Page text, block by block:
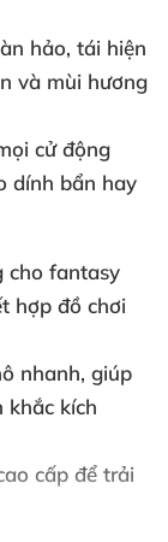
hảo, tái hiện
và mùi hương
cử động
dính bẩn hay
cho fantasy
hợp đồ chơi
nhanh, giúp
khắc kích
cấp để trải